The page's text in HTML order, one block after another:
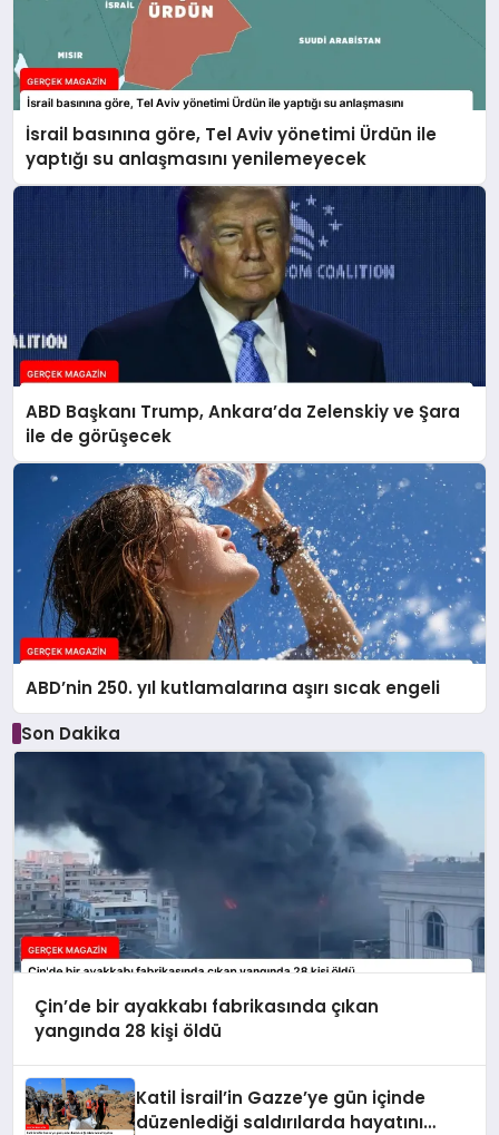
İsrail basınına göre, Tel Aviv yönetimi Ürdün ile
yaptığı su anlaşmasını yenilemeyecek
ABD Başkanı Trump, Ankara’da Zelenskiy ve Şara
ile de görüşecek
ABD’nin 250. yıl kutlamalarına aşırı sıcak engeli
Son Dakika
Çin’de bir ayakkabı fabrikasında çıkan
yangında 28 kişi öldü
Katil İsrail’in Gazze’ye gün içinde
düzenlediği saldırılarda hayatını